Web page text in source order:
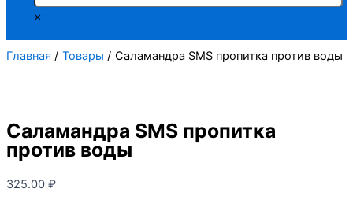
×
Главная Товары Саламандра SMS пропитка против воды
Саламандра SMS пропитка
против воды
325.00 ₽